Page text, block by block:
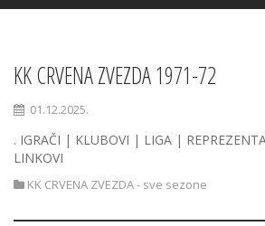
KK CRVENA ZVEZDA 1971-72
01.12.2025.
. IGRAČI | KLUBOVI | LIGA |
LINKOVI
KK CRVENA ZVEZDA - sve sezone